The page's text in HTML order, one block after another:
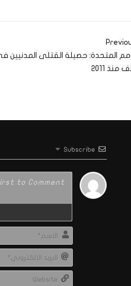
منذ 2011
Subscribe